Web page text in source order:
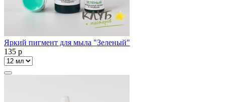
Яркий пигмент для мыла "Зеленый"
135 p